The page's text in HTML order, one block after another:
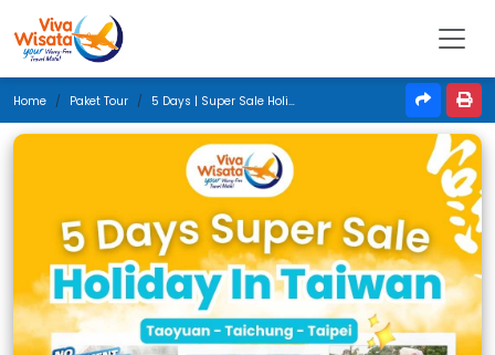
Home Paket Tour 5 Days | Super Sale Holiday In Taiwan | Oktober 2025 | Jakarta